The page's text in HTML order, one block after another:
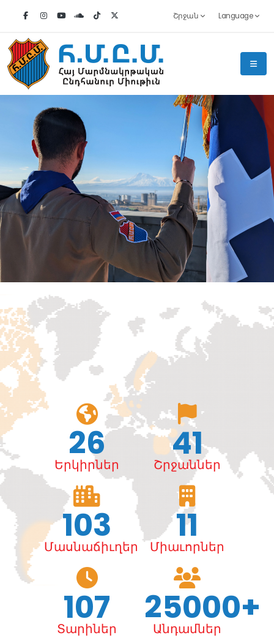
Շրջան Language
26
Երկիրներ 41
Շրջաններ
103
Մասնաճիւղեր 11
Միաւորներ
107
Տարիներ 25000+
Անդամներ